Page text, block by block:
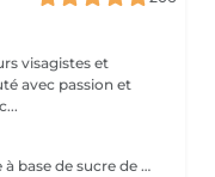
visagistes et
avec passion et
Le shampooing peeling est un melange à base de sucre de canne et d'un Shampooing Tea Tree purifant.